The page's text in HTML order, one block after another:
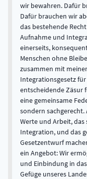
wir bewahren. Dafür
Dafür brauchen wir
das bestehende
Aufnahme und
einerseits,
Menschen ohne
zusammen mit
Integrationsgesetz
entscheidende Zäsur
eine gemeinsame
sondern
Werte und Arbeit,
Integration, und das
Gesetzentwurf
ein Angebot: Wir
und Einbindung in
Gefüge unseres